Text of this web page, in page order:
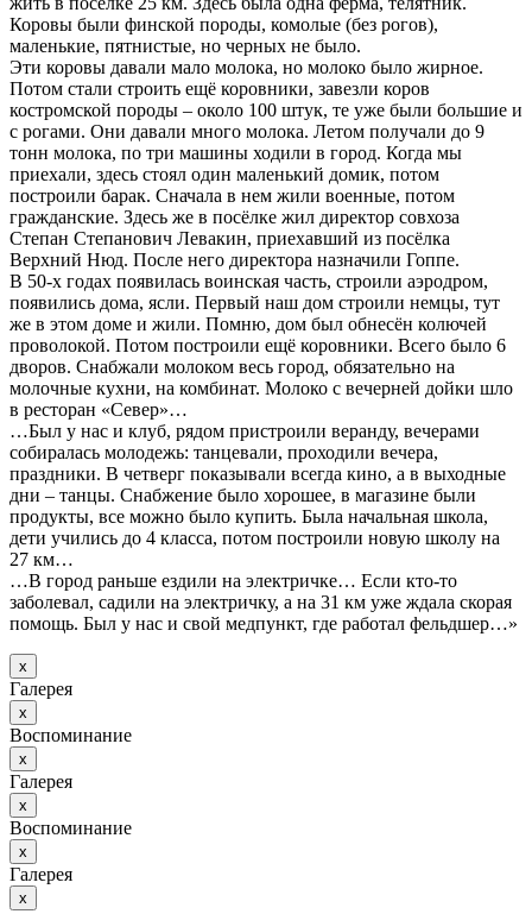
Коровы были финской породы, комолые (без рогов),
маленькие, пятнистые, но черных не было.
Эти коровы давали мало молока, но молоко было жирное.
Потом стали строить ещё коровники, завезли коров
костромской породы – около 100 штук, те уже были большие и
с рогами. Они давали много молока. Летом получали до 9
тонн молока, по три машины ходили в город. Когда мы
приехали, здесь стоял один маленький домик, потом
построили барак. Сначала в нем жили военные, потом
гражданские. Здесь же в посёлке жил директор совхоза
Степан Степанович Левакин, приехавший из посёлка
Верхний Нюд. После него директора назначили Гоппе.
В 50-х годах появилась воинская часть, строили аэродром,
появились дома, ясли. Первый наш дом строили немцы, тут
же в этом доме и жили. Помню, дом был обнесён колючей
проволокой. Потом построили ещё коровники. Всего было 6
дворов. Снабжали молоком весь город, обязательно на
молочные кухни, на комбинат. Молоко с вечерней дойки шло
в ресторан «Север»…
…Был у нас и клуб, рядом пристроили веранду, вечерами
собиралась молодежь: танцевали, проходили вечера,
праздники. В четверг показывали всегда кино, а в выходные
дни – танцы. Снабжение было хорошее, в магазине были
продукты, все можно было купить. Была начальная школа,
дети учились до 4 класса, потом построили новую школу на
27 км…
…В город раньше ездили на электричке… Если кто-то
заболевал, садили на электричку, а на 31 км уже ждала скорая
помощь. Был у нас и свой медпункт, где работал фельдшер…»
х
Галерея
х
Воспоминание
х
Галерея
х
Воспоминание
х
Галерея
х